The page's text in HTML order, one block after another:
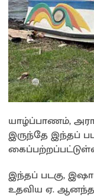
யாழ்ப்பாணம்,
இருந்தே இந்தப்
இந்தப் படகு,
உதவிய ஏ.